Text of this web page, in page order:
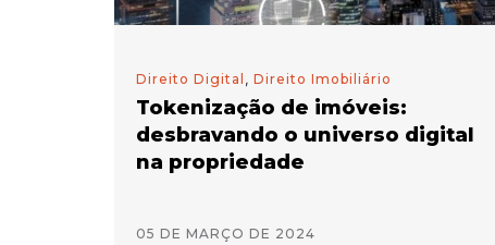
Direito Digital , Direito Imobiliário
Tokenização de imóveis:
desbravando o universo digital
na propriedade
05 DE MARÇO DE 2024